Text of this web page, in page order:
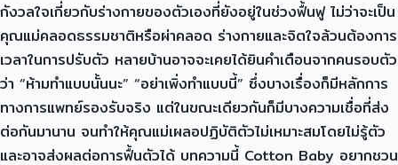
กังวลใจเกี่ยวกับร่างกายของตัวเองที่ยังอยู่ในช่วงฟื้นฟู ไม่ว่าจะเป็น
คุณแม่คลอดธรรมชาติหรือผ่าคลอด ร่างกายและจิตใจล้วนต้องการ
เวลาในการปรับตัว หลายบ้านอาจจะเคยได้ยินคำเตือนจากคนรอบตัว
ว่า “ห้ามทำแบบนั้นนะ” “อย่าเพิ่งทำแบบนี้” ซึ่งบางเรื่องก็มีหลักการ
ทางการแพทย์รองรับจริง แต่ในขณะเดียวกันก็มีบางความเชื่อที่ส่ง
ต่อกันมานาน จนทำให้คุณแม่เผลอปฏิบัติตัวไม่เหมาะสมโดยไม่รู้ตัว
และอาจส่งผลต่อการฟื้นตัวได้ บทความนี้ Cotton Baby อยากชวน